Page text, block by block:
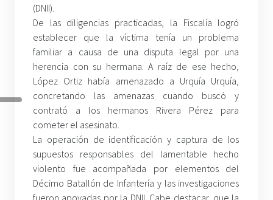
(DNII).
De las diligencias practicadas, la Fiscalía logró
establecer que la víctima tenía un problema
familiar a causa de una disputa legal por una
herencia con su hermana. A raíz de ese hecho,
López Ortiz había amenazado a Urquía Urquía,
concretando las amenazas cuando buscó y
contrató a los hermanos Rivera Pérez para
cometer el asesinato.
La operación de identificación y captura de los
supuestos responsables del lamentable hecho
violento fue acompañada por elementos del
Décimo Batallón de Infantería y las investigaciones
fueron apoyadas por la DNII. Cabe destacar, que la